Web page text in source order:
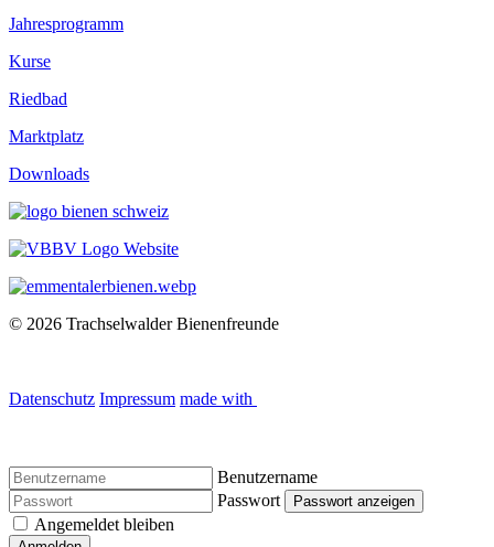
Jahresprogramm
Kurse
Riedbad
Marktplatz
Downloads
© 2026 Trachselwalder Bienenfreunde
Datenschutz Impressum made with
Benutzername
Passwort
Passwort anzeigen
Angemeldet bleiben